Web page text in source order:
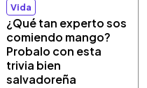
Vida
¿Qué tan experto sos
comiendo mango?
Probalo con esta
trivia bien
salvadoreña